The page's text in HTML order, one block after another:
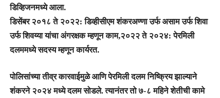
डिव्हिजनमध्ये आला.
डिसेंबर २०१८ ते २०२२: डिव्हीसीएम शंकरअण्णा उर्फ असाम उर्फ शिवा
उर्फ शिवय्या यांचा अंगरक्षक म्हणून काम,२०२२ ते २०२४: पेरमिली
दलममध्ये सदस्य म्हणून कार्यरत.
पोलिसांच्या तीव्र कारवाईमुळे आणि पेरमिली दलम निष्क्रिय झाल्याने
शंकरने २०२४ मध्ये दलम सोडले. त्यानंतर तो ७-८ महिने शेतीची कामे